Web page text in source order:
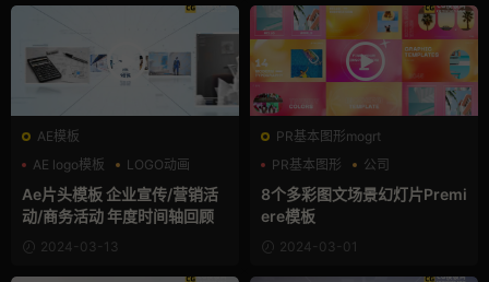
AE模板
AE logo模板
LOGO动画
企业宣传模板
Ae片头模板 企业宣传/营销活
动/商务活动 年度时间轴回顾
2024-03-13
PR基本图形mogrt
PR基本图形
公司
卡通模板
8个多彩图文场景幻灯片Premi
ere模板
2024-03-01